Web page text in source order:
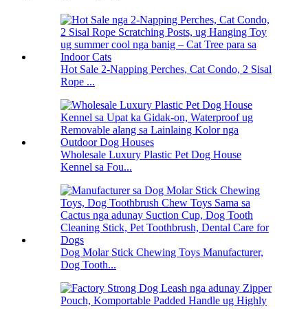
Hot Sale 2-Napping Perches, Cat Condo, 2 Sisal
Rope ...
Wholesale Luxury Plastic Pet Dog House
Kennel sa Fou...
Dog Molar Stick Chewing Toys Manufacturer,
Dog Tooth...